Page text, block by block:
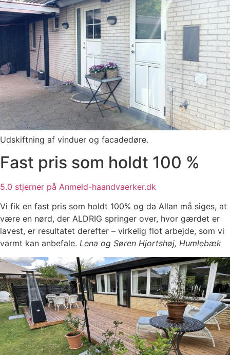
Udskiftning af vinduer og facadedøre.
Fast pris som holdt 100 %
5.0 stjerner på Anmeld-haandvaerker.dk
Vi fik en fast pris som holdt 100% og da Allan må siges, at
være en nørd, der ALDRIG springer over, hvor gærdet er
lavest, er resultatet derefter – virkelig flot arbejde, som vi
varmt kan anbefale. Lena og Søren Hjortshøj, Humlebæk